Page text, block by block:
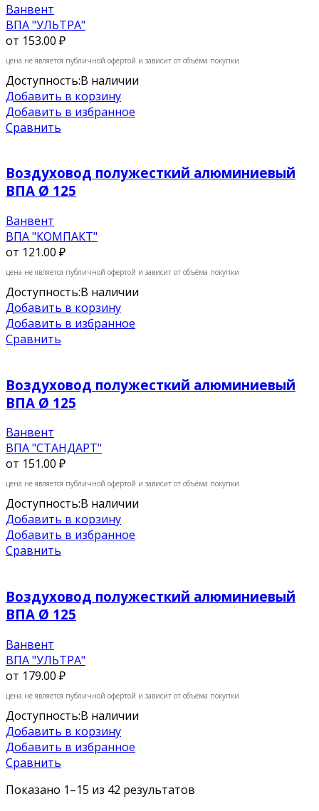
Ванвент
ВПА "УЛЬТРА"
от 153.00 ₽
цена не является публичной офертой и зависит от объёма покупки
Доступность:В наличии
Добавить в корзину
Добавить в избранное
Сравнить
Воздуховод полужесткий алюминиевый
ВПА Ø 125
Ванвент
ВПА "КОМПАКТ"
от 121.00 ₽
цена не является публичной офертой и зависит от объёма покупки
Доступность:В наличии
Добавить в корзину
Добавить в избранное
Сравнить
Воздуховод полужесткий алюминиевый
ВПА Ø 125
Ванвент
ВПА "СТАНДАРТ"
от 151.00 ₽
цена не является публичной офертой и зависит от объёма покупки
Доступность:В наличии
Добавить в корзину
Добавить в избранное
Сравнить
Воздуховод полужесткий алюминиевый
ВПА Ø 125
Ванвент
ВПА "УЛЬТРА"
от 179.00 ₽
цена не является публичной офертой и зависит от объёма покупки
Доступность:В наличии
Добавить в корзину
Добавить в избранное
Сравнить
Показано 1–15 из 42 результатов